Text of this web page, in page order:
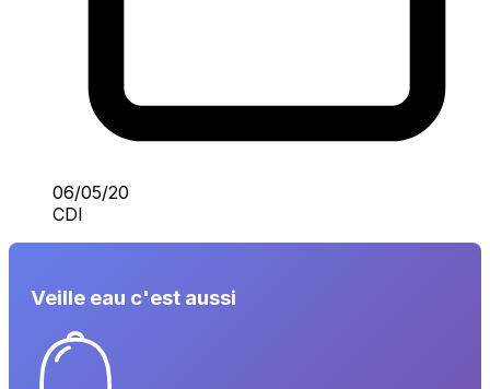
06/05/20
CDI
Veille eau c'est aussi